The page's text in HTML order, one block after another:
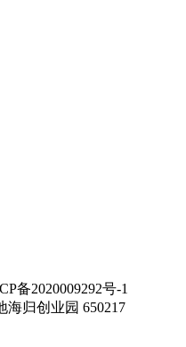
备2020009292号-1
归创业园 650217